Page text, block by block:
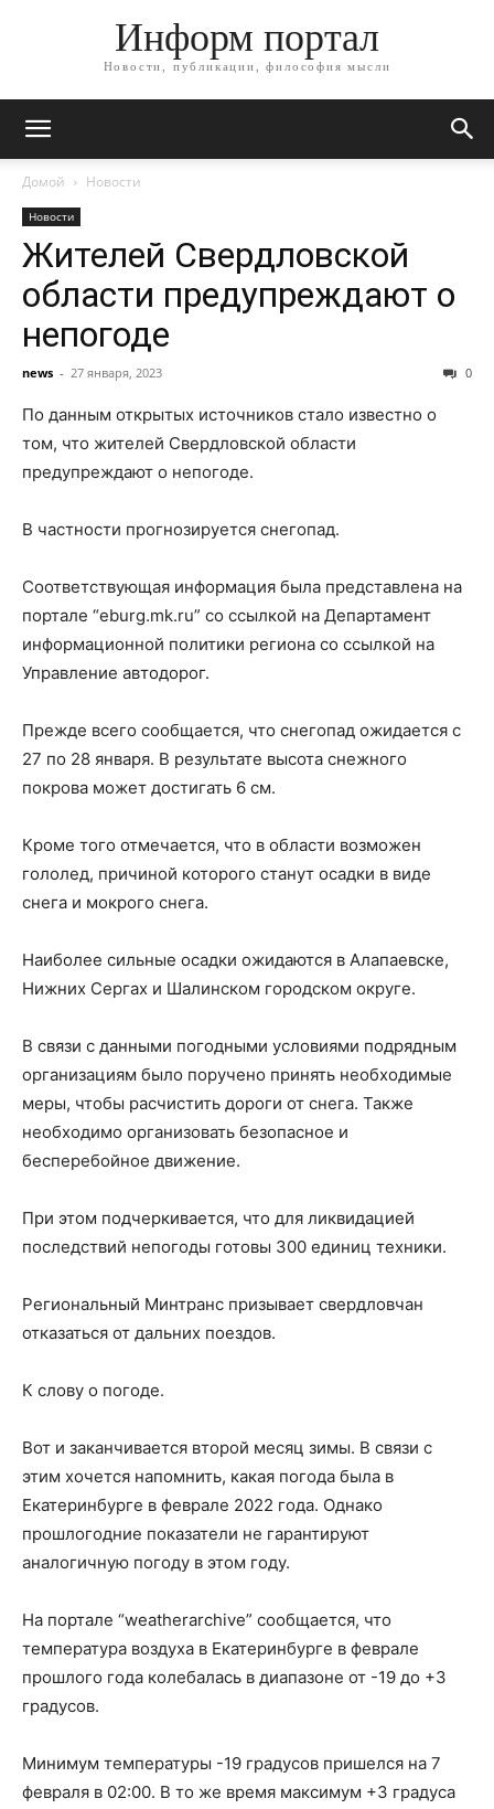
Информ портал
Новости, публикации, философия мысли
Домой Новости
Новости
Жителей Свердловской
области предупреждают о
непогоде
news - 27 января, 2023 0
По данным открытых источников стало известно о
том, что жителей Свердловской области
предупреждают о непогоде.
В частности прогнозируется снегопад.
Соответствующая информация была представлена на
портале “eburg.mk.ru” со ссылкой на Департамент
информационной политики региона со ссылкой на
Управление автодорог.
Прежде всего сообщается, что снегопад ожидается с
27 по 28 января. В результате высота снежного
покрова может достигать 6 см.
Кроме того отмечается, что в области возможен
гололед, причиной которого станут осадки в виде
снега и мокрого снега.
Наиболее сильные осадки ожидаются в Алапаевске,
Нижних Сергах и Шалинском городском округе.
В связи с данными погодными условиями подрядным
организациям было поручено принять необходимые
меры, чтобы расчистить дороги от снега. Также
необходимо организовать безопасное и
бесперебойное движение.
При этом подчеркивается, что для ликвидацией
последствий непогоды готовы 300 единиц техники.
Региональный Минтранс призывает свердловчан
отказаться от дальних поездов.
К слову о погоде.
Вот и заканчивается второй месяц зимы. В связи с
этим хочется напомнить, какая погода была в
Екатеринбурге в феврале 2022 года. Однако
прошлогодние показатели не гарантируют
аналогичную погоду в этом году.
На портале “weatherarchive” сообщается, что
температура воздуха в Екатеринбурге в феврале
прошлого года колебалась в диапазоне от -19 до +3
градусов.
Минимум температуры -19 градусов пришелся на 7
февраля в 02:00. В то же время максимум +3 градуса